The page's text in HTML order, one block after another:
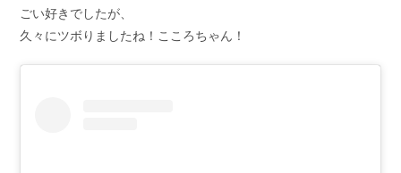
ごい好きでしたが、
久々にツボりましたね！こころちゃん！